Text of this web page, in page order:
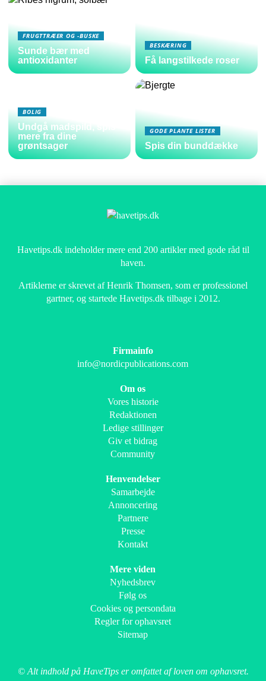
FRUGTTRÆER OG -BUSKE
Sunde bær med
antioxidanter
BESKÆRING
Få langstilkede roser
BOLIG
Undgå madspild, spis
mere fra dine
grøntsager
GODE PLANTE LISTER
Spis din bunddække
Havetips.dk indeholder mere end 200 artikler med gode råd til
haven.
Artiklerne er skrevet af Henrik Thomsen, som er professionel
gartner, og startede Havetips.dk tilbage i 2012.
Firmainfo
info@nordicpublications.com
Om os
Vores historie
Redaktionen
Ledige stillinger
Giv et bidrag
Community
Henvendelser
Samarbejde
Annoncering
Partnere
Presse
Kontakt
Mere viden
Nyhedsbrev
Følg os
Cookies og persondata
Regler for ophavsret
Sitemap
© Alt indhold på HaveTips er omfattet af loven om ophavsret.